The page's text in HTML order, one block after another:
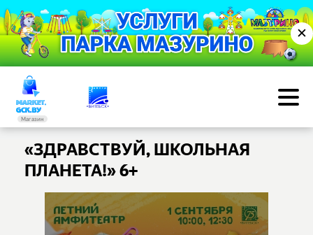
✕
Магазин
«ЗДРАВСТВУЙ, ШКОЛЬНАЯ
ПЛАНЕТА!» 6+